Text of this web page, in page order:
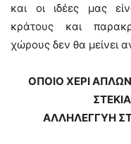
και οι ιδέες μας
κράτους και
χώρους δεν θα μείνει
ΟΠΟΙΟ ΧΕΡΙ
ΑΛΛΗΛΕΓΓΥΗ